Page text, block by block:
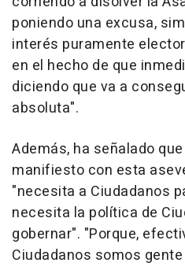
poniendo una excusa,
interés puramente
en el hecho de que
diciendo que va a
absoluta".
Además, ha señalado
manifiesto con esta
"necesita a Ciudadanos
necesita la política de
gobernar". "Porque,
Ciudadanos somos